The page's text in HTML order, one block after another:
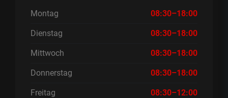
Montag 08:30–18:00
Dienstag 08:30–18:00
Mittwoch 08:30–18:00
Donnerstag 08:30–18:00
Freitag 08:30–12:00